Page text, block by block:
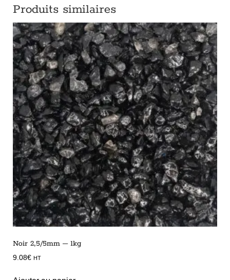
Produits similaires
Noir 2,5/5mm – 1kg
9.08€ HT